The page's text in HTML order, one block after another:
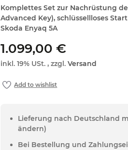
Komplettes Set zur Nachrüstung
Advanced Key), schlüssellloses
Skoda Enyaq 5A
1.099,00 €
inkl. 19% USt. , zzgl.Versand
Lieferung nach Deutschland
ändern)
Bei Bestellung und